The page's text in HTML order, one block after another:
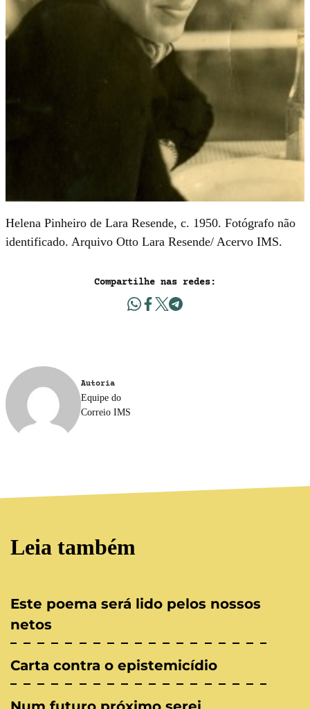
Helena Pinheiro de Lara Resende, c. 1950. Fotógrafo não
identificado. Arquivo Otto Lara Resende/ Acervo IMS.
Compartilhe nas redes:
Autoria
Equipe do
Correio IMS
Leia também
Este poema será lido pelos nossos
netos
Carta contra o epistemicídio